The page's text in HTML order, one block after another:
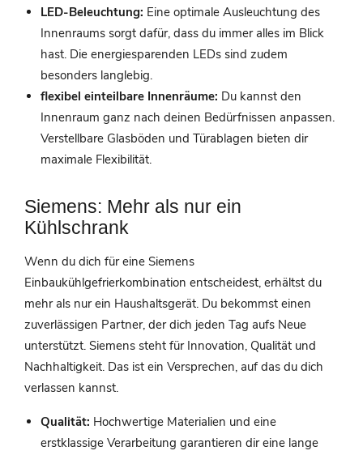
LED-Beleuchtung: Eine optimale Ausleuchtung des
Innenraums sorgt dafür, dass du immer alles im Blick
hast. Die energiesparenden LEDs sind zudem
besonders langlebig.
flexibel einteilbare Innenräume: Du kannst den
Innenraum ganz nach deinen Bedürfnissen anpassen.
Verstellbare Glasböden und Türablagen bieten dir
maximale Flexibilität.
Siemens: Mehr als nur ein
Kühlschrank
Wenn du dich für eine Siemens
Einbaukühlgefrierkombination entscheidest, erhältst du
mehr als nur ein Haushaltsgerät. Du bekommst einen
zuverlässigen Partner, der dich jeden Tag aufs Neue
unterstützt. Siemens steht für Innovation, Qualität und
Nachhaltigkeit. Das ist ein Versprechen, auf das du dich
verlassen kannst.
Qualität: Hochwertige Materialien und eine
erstklassige Verarbeitung garantieren dir eine lange